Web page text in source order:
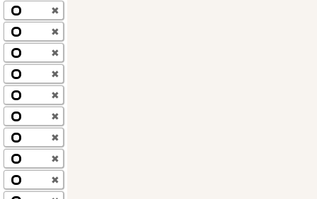
✖
✖
✖
✖
✖
✖
✖
✖
✖